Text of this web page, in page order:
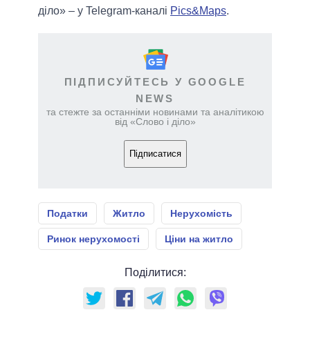
діло» – у Telegram-каналі Pics&Maps.
ПІДПИСУЙТЕСЬ У GOOGLE
NEWS
та стежте за останніми новинами та аналітикою
від «Слово і діло»
Підписатися
Податки Житло Нерухомість
Ринок нерухомості Ціни на житло
Поділитися: